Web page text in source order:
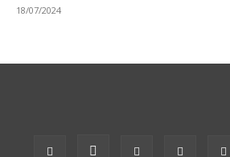
18/07/2024